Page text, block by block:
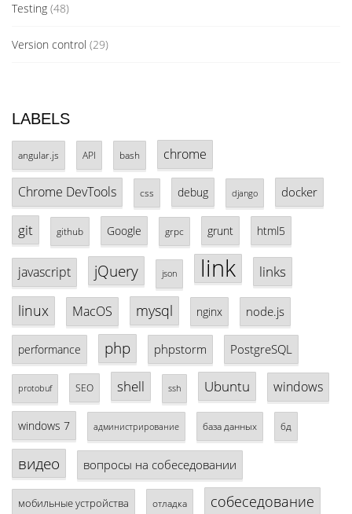
Testing (48)
Version control (29)
LABELS
angular.js API bash chrome
Chrome DevTools css debug django docker
git github Google grpc grunt html5
javascript jQuery json link links
linux MacOS mysql nginx node.js
performance php phpstorm PostgreSQL
protobuf SEO shell ssh Ubuntu windows
windows 7 администрирование база данных бд
видео вопросы на собеседовании
мобильные устройства отладка собеседование